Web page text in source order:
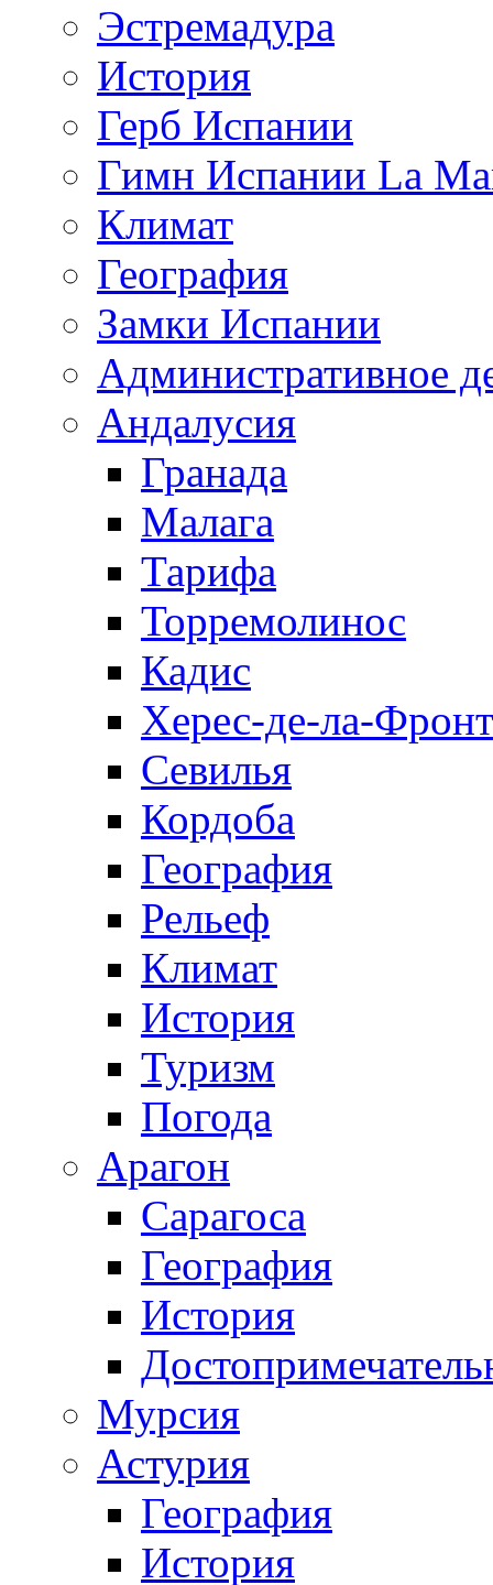
Эстремадура
История
Герб Испании
Гимн Испании La
Климат
География
Замки Испании
Административное
Андалусия
Гранада
Малага
Тарифа
Торремолинос
Кадис
Херес-де-ла-
Севилья
Кордоба
География
Рельеф
Климат
История
Туризм
Погода
Арагон
Сарагоса
География
История
Мурсия
Астурия
География
История